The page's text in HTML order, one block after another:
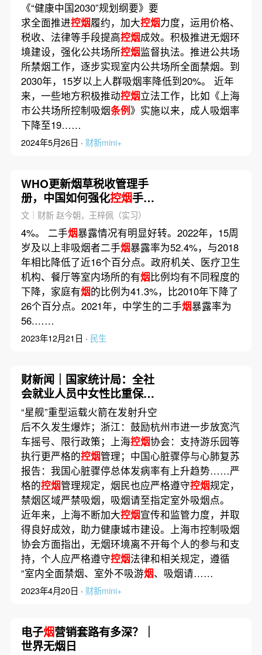
《“健康中国2030”规划纲要》要
求全面推进控烟履约，加大控烟力度，运用价格、
税收、法律等手段提高控烟成效。积极推进无烟环
境建设，强化公共场所控烟监督执法。推进公共场
所禁烟工作，逐步实现室内公共场所全面禁烟。到
2030年，15岁以上人群吸烟率降低到20%。 近年
来，一些地方积极推动控烟立法工作，比如《上海
市公共场所控制吸烟条例》实施以来，成人吸烟率
下降至19……
2024年5月26日 · 财新mini+
WHO更新烟草税收管理手
册，中国如何强化控烟手
段？
文｜财新 赵今朝，王梓佩（实习）
4%。 二手烟暴露情况有明显好转。2022年，15周
岁及以上非吸烟者二手烟暴露率为52.4%，与2018
年相比降低了近16个百分点。政府机关、医疗卫生
机构、餐厅等室内场所的有烟比例均有不同程度的
下降，家庭有烟的比例为41.3%，比2010年下降了
26个百分点。2021年，中学生的二手烟暴露率为
56.……
2023年12月21日 · 民生
财新闻｜国家统计局：全社
会就业人员中女性比重保持
在四成以上
“星舰”重型运载火箭在发射升空
后不久发生爆炸；浙江：鼓励杭州市进一步放宽汽
车摇号、限行政策；上海控烟协会：支持游乐园等
执行更严格的控烟管理；中国心脏骤停与心肺复苏
报告：我国心脏骤停总体发病率有上升趋势……严
格的控烟管理规定，烟民也应严格遵守控烟规定，
禁烟区域严禁吸烟，吸烟请至指定室外吸烟点。
近年来，上海不断加大控烟宣传和监管力度，并取
得良好成效，助力健康城市建设。上海市控制吸烟
协会方面指出，无烟环境离不开每个人的参与和支
持，个人应严格遵守控烟法律和相关规定，遵循
“室内全面禁烟、室外不吸游烟、吸烟请……
2023年4月20日 · 财新mini+
电子烟营销套路有多深？｜
世界无烟日